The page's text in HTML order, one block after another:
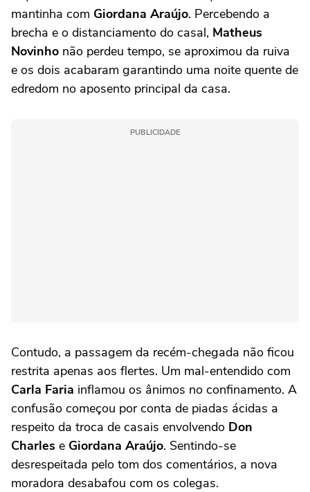
mantinha com Giordana Araújo. Percebendo a
brecha e o distanciamento do casal, Matheus
Novinho não perdeu tempo, se aproximou da ruiva
e os dois acabaram garantindo uma noite quente de
edredom no aposento principal da casa.
PUBLICIDADE
Contudo, a passagem da recém-chegada não ficou
restrita apenas aos flertes. Um mal-entendido com
Carla Faria inflamou os ânimos no confinamento. A
confusão começou por conta de piadas ácidas a
respeito da troca de casais envolvendo Don
Charles e Giordana Araújo. Sentindo-se
desrespeitada pelo tom dos comentários, a nova
moradora desabafou com os colegas.